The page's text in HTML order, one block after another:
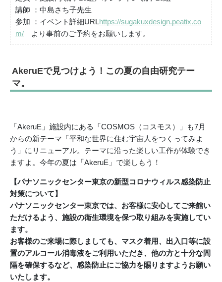
講師 ：中島さち子先生
参加 ：イベント詳細URLhttps://sugakuxdesign.peatix.co
m/ より事前のご予約をお願いします。
AkeruEで見つけよう！この夏の自由研究テー
マ。
「AkeruE」施設内にある「COSMOS（コスモス）」も7月
からの新テーマ「平和な世界に住む宇宙人をつくってみよ
う」にリニューアル。テーマに沿った楽しい工作が体験でき
ますよ。今年の夏は「AkeruE」で楽しもう！
【パナソニックセンター東京の新型コロナウィルス感染防止
対策について】
パナソニックセンター東京では、お客様に安心してご来館い
ただけるよう、施設の衛生環境を保つ取り組みを実施してい
ます。
お客様のご来場に際しましても、マスク着用、出入口等に設
置のアルコール消毒液をご利用いただき、他の方と十分な間
隔を確保するなど、 感染防止にご協力を賜りますようお願い
いたします。